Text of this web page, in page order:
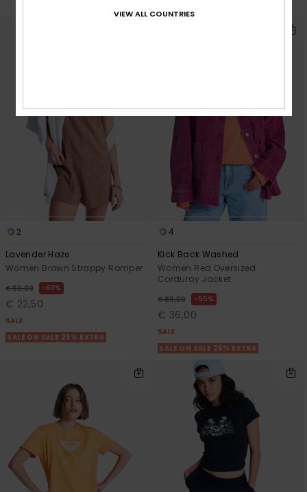
2
Lavender Haze
Women Brown Strappy Romper
€ 60,00 63%
€ 22,50
SALE
SALE ON SALE 25% EXTRA
4
Kick Back Washed
Women Red Oversized
Corduroy Jacket
€ 80,00 55%
€ 36,00
SALE
SALE ON SALE 25% EXTRA
VIEW ALL COUNTRIES